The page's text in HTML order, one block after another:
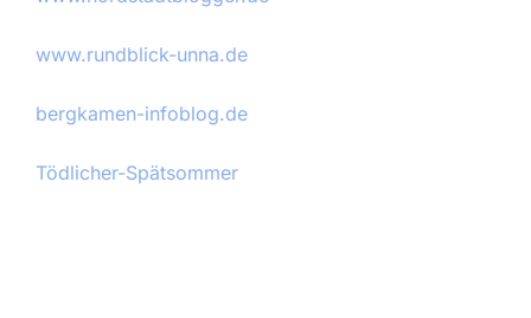
www.rundblick-unna.de
bergkamen-infoblog.de
Tödlicher-Spätsommer